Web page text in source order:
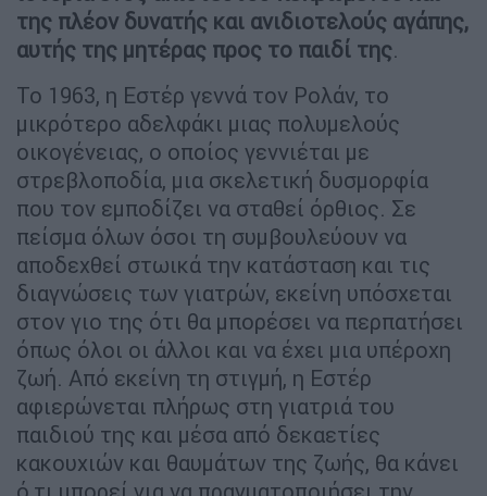
της πλέον δυνατής και ανιδιοτελούς αγάπης,
αυτής της μητέρας προς το παιδί της.
Το 1963, η Εστέρ γεννά τον Ρολάν, το
μικρότερο αδελφάκι μιας πολυμελούς
οικογένειας, o οποίος γεννιέται με
στρεβλοποδία, μια σκελετική δυσμορφία
που τον εμποδίζει να σταθεί όρθιος. Σε
πείσμα όλων όσοι τη συμβουλεύουν να
αποδεχθεί στωικά την κατάσταση και τις
διαγνώσεις των γιατρών, εκείνη υπόσχεται
στον γιο της ότι θα μπορέσει να περπατήσει
όπως όλοι οι άλλοι και να έχει μια υπέροχη
ζωή. Από εκείνη τη στιγμή, η Εστέρ
αφιερώνεται πλήρως στη γιατριά του
παιδιού της και μέσα από δεκαετίες
κακουχιών και θαυμάτων της ζωής, θα κάνει